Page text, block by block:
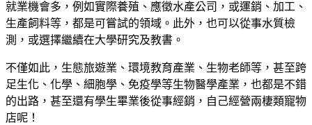
就業機會多，例如實際養殖、應徵水產公司，或運銷、加工、
生產飼料等，都是可嘗試的領域。此外，也可以從事水質檢
測，或選擇繼續在大學研究及教書。
不僅如此，生態旅遊業、環境教育產業、生物老師等，甚至跨
足生化、化學、細胞學、免疫學等生物醫學產業，也都是不錯
的出路，甚至還有學生畢業後從事經銷，自己經營兩棲類寵物
店呢！